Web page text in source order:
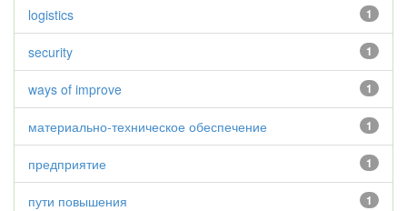
1
logistics
1
security
1
ways of improve
1
материально-техническое обеспечение
1
предприятие
1
пути повышения